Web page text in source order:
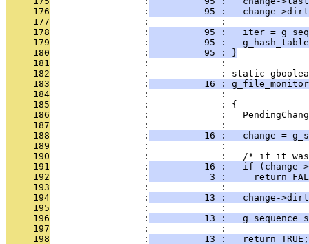
     176
                 :
95 :   change-
     177
                 :             :
     178
                 :
95 :   iter =
     179
                 :
95 :
     180
                 :
          95 : }
     181
                 :             :
     182
:             : static
     183
                 :
16 :
     184
:             :
     185
                 :             : {
     186
:             :
     187
                 :             :
     188
                 :
16 :   change =
     189
                 :             :
     190
:             :   /* if it
     191
                 :
16 :   if (change-
     192
                 :
3 :     return
     193
                 :             :
     194
                 :
13 :   change-
     195
                 :             :
     196
                 :
13 :
     197
                 :             :
     198
                 :
          13 :   return TRUE;